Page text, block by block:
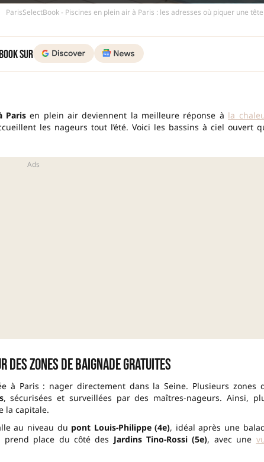
ParisSelectBook - Piscines en plein air à Paris : les adresses où piquer une
sur
Paris en plein air deviennent la meilleure réponse à la
les nageurs tout l’été. Voici les bassins à ciel ouvert
des zones de baignade gratuites
à Paris : nager directement dans la Seine. Plusieurs zones
, sécurisées et surveillées par des maîtres-nageurs. Ainsi,
la capitale.
au niveau du pont Louis-Philippe (4e), idéal après une
place du côté des Jardins Tino-Rossi (5e), avec une